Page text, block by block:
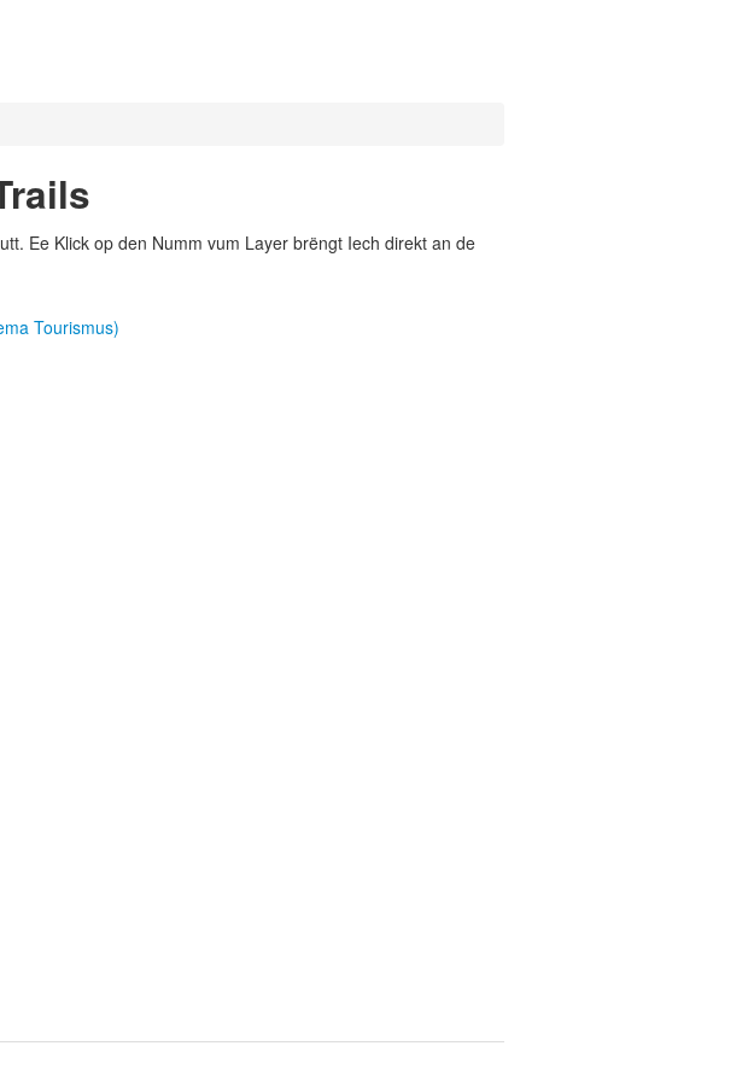
Ee Klick op den Numm vum Layer brëngt Iech direkt an de
Tourismus)